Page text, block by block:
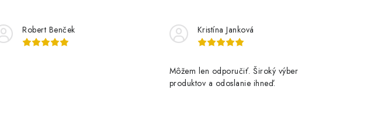
Robert Benček Kristína Janková
Môžem len odporučiť. Široký výber
produktov a odoslanie ihneď.